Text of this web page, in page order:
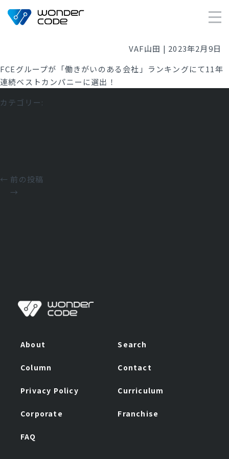
×
VAF山田 | 2023年2月9日
FCEグループが 「働きがいのある会社」ランキングにて11年
連続ベストカンパニーに選出！
カテゴリー:
投
← 前の投稿
→
About Search
Column Contact
Privacy Policy Curriculum
Corporate Franchise
FAQ